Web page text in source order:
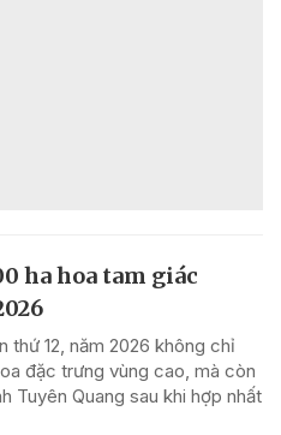
ha hoa tam giác
thứ 12, năm 2026 không chỉ
đặc trưng vùng cao, mà còn
Tuyên Quang sau khi hợp nhất